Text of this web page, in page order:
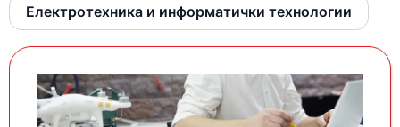
Електротехника и информатички технологии